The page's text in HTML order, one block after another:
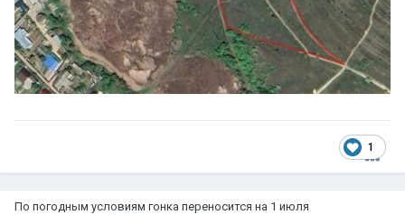
1
По погодным условиям гонка переносится на 1 июля